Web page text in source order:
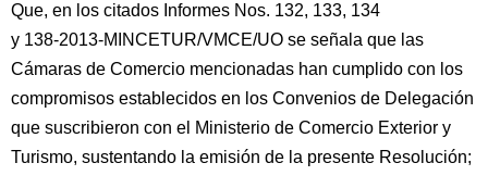
Que, en los citados Informes Nos. 132, 133, 134
y 138-2013-MINCETUR/VMCE/UO se señala que las
Cámaras de Comercio mencionadas han cumplido con los
compromisos establecidos en los Convenios de Delegación
que suscribieron con el Ministerio de Comercio Exterior y
Turismo, sustentando la emisión de la presente Resolución;